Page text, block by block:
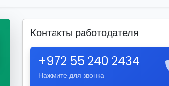
Контакты работодателя
+972 55 240 2434
Нажмите для звонка